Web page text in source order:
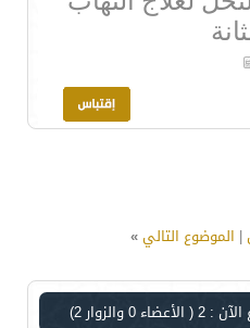
| الموضوع التالي»
: 2 ( الأعضاء 0 والزوار 2)